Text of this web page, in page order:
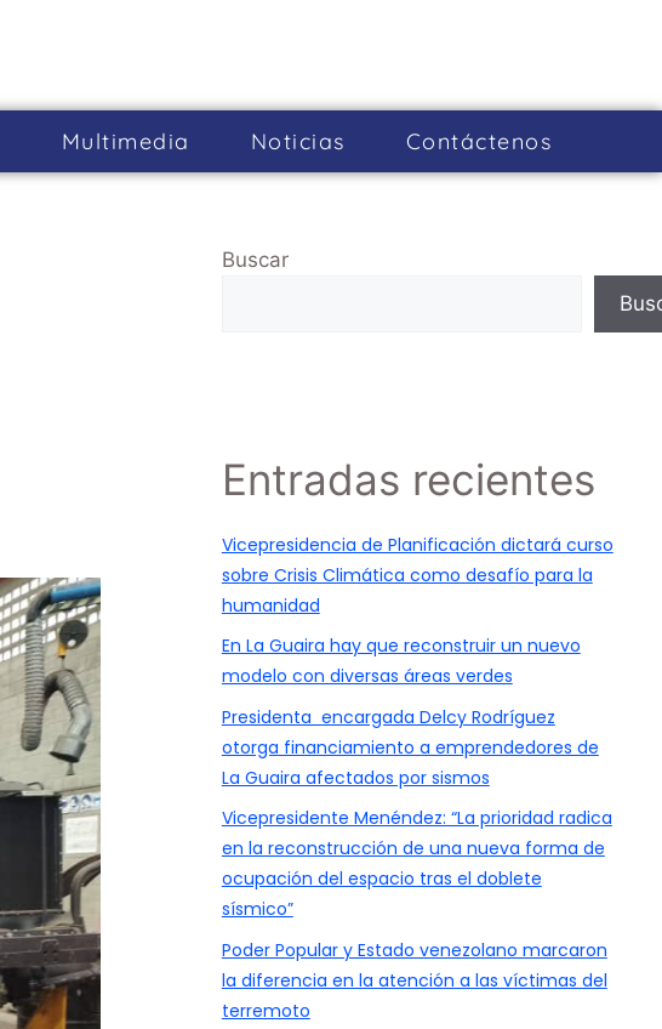
Multimedia Noticias Cont­áctenos
Buscar
Entradas recientes
Vicepresidencia de Planificación dictará curso
sobre Crisis Climática como desafío para la
humanidad
En La Guaira hay que reconstruir un nuevo
modelo con diversas áreas verdes
Presidenta encargada Delcy Rodríguez
otorga financiamiento a emprendedores de
La Guaira afectados por sismos
Vicepresidente Menéndez: “La prioridad radica
en la reconstrucción de una nueva forma de
ocupación del espacio tras el doblete
sísmico”
Poder Popular y Estado venezolano marcaron
la diferencia en la atención a las víctimas del
terremoto